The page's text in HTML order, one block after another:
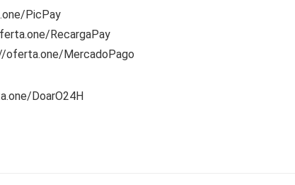
PicPay
RecargaPay
oferta.one/MercadoPago
DoarO24H